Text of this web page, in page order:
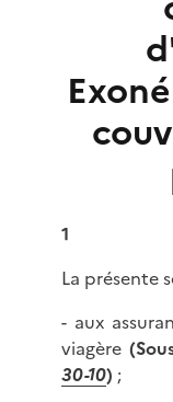
1
La présente
- aux
viagère
30-10) ;